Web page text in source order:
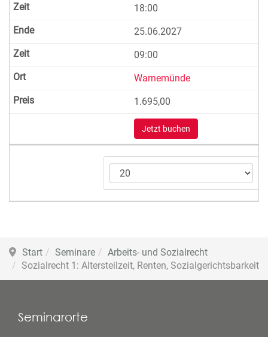
18:00
25.06.2027
09:00
Warnemünde
1.695,00
Jetzt buchen
Start Seminare
Arbeits- und Sozialrecht
Sozialrecht 1: Altersteilzeit, Renten, Sozialgerichtsbarkeit
Seminarorte